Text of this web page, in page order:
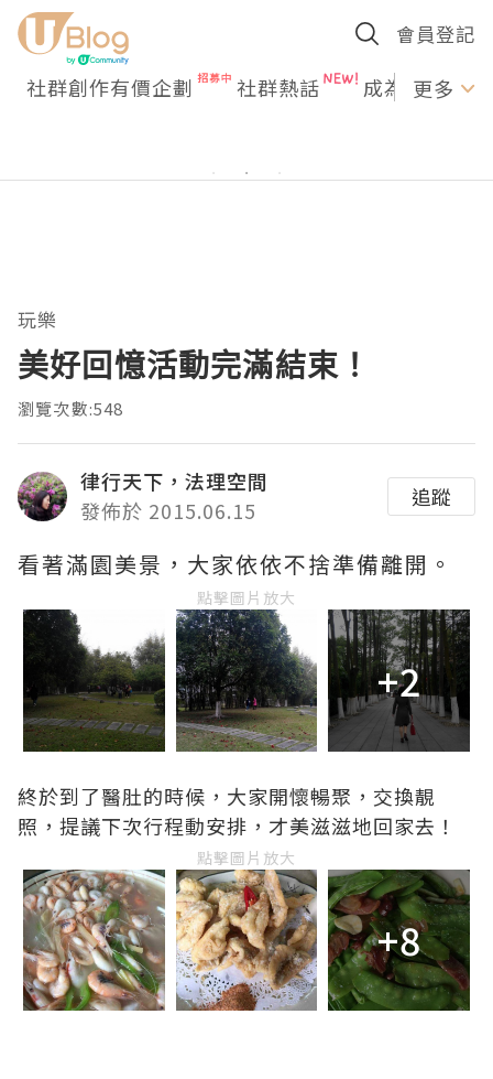
會員登記
社群創作有價企劃 社群熱話 成為U更多
玩樂
美好回憶活動完滿結束！
瀏覽次數:548
律行天下，法理空間
發佈於 2015.06.15
追蹤
看著滿園美景，大家依依不捨準備離開。
點擊圖片放大
+2
終於到了醫肚的時候，大家開懷暢聚，交換靚
照，提議下次行程動安排，才美滋滋地回家去！
點擊圖片放大
+8